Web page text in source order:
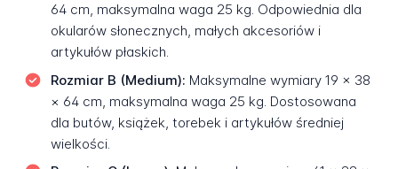
64 cm, maksymalna waga 25 kg. Odpowiednia dla
okularów słonecznych, małych akcesoriów i
artykułów płaskich.
Rozmiar B (Medium): Maksymalne wymiary 19 × 38
× 64 cm, maksymalna waga 25 kg. Dostosowana
dla butów, książek, torebek i artykułów średniej
wielkości.